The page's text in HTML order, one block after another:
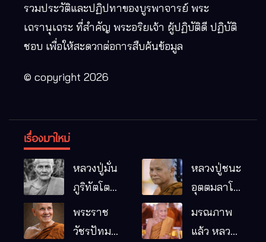
รวมประวัติและปฏิปทาของบูรพาจารย์ พระ
เถรานุเถระ ที่สำคัญ พระอริยเจ้า ผู้ปฏิบัติดี ปฏิบัติ
ชอบ เพื่อให้สะดวกต่อการสืบค้นข้อมูล
© copyright 2026
เรื่องมาใหม่
หลวงปู่มั่น
ภูริทัตโต
พระอริยเจ้า
ผู้เป็นบิดา
หลวงปู่ชนะ
อุตตมลาโภ
หมากอื๋อ
พระราช
วัชรปัทม
มรณภาพ
แล้ว หลวง